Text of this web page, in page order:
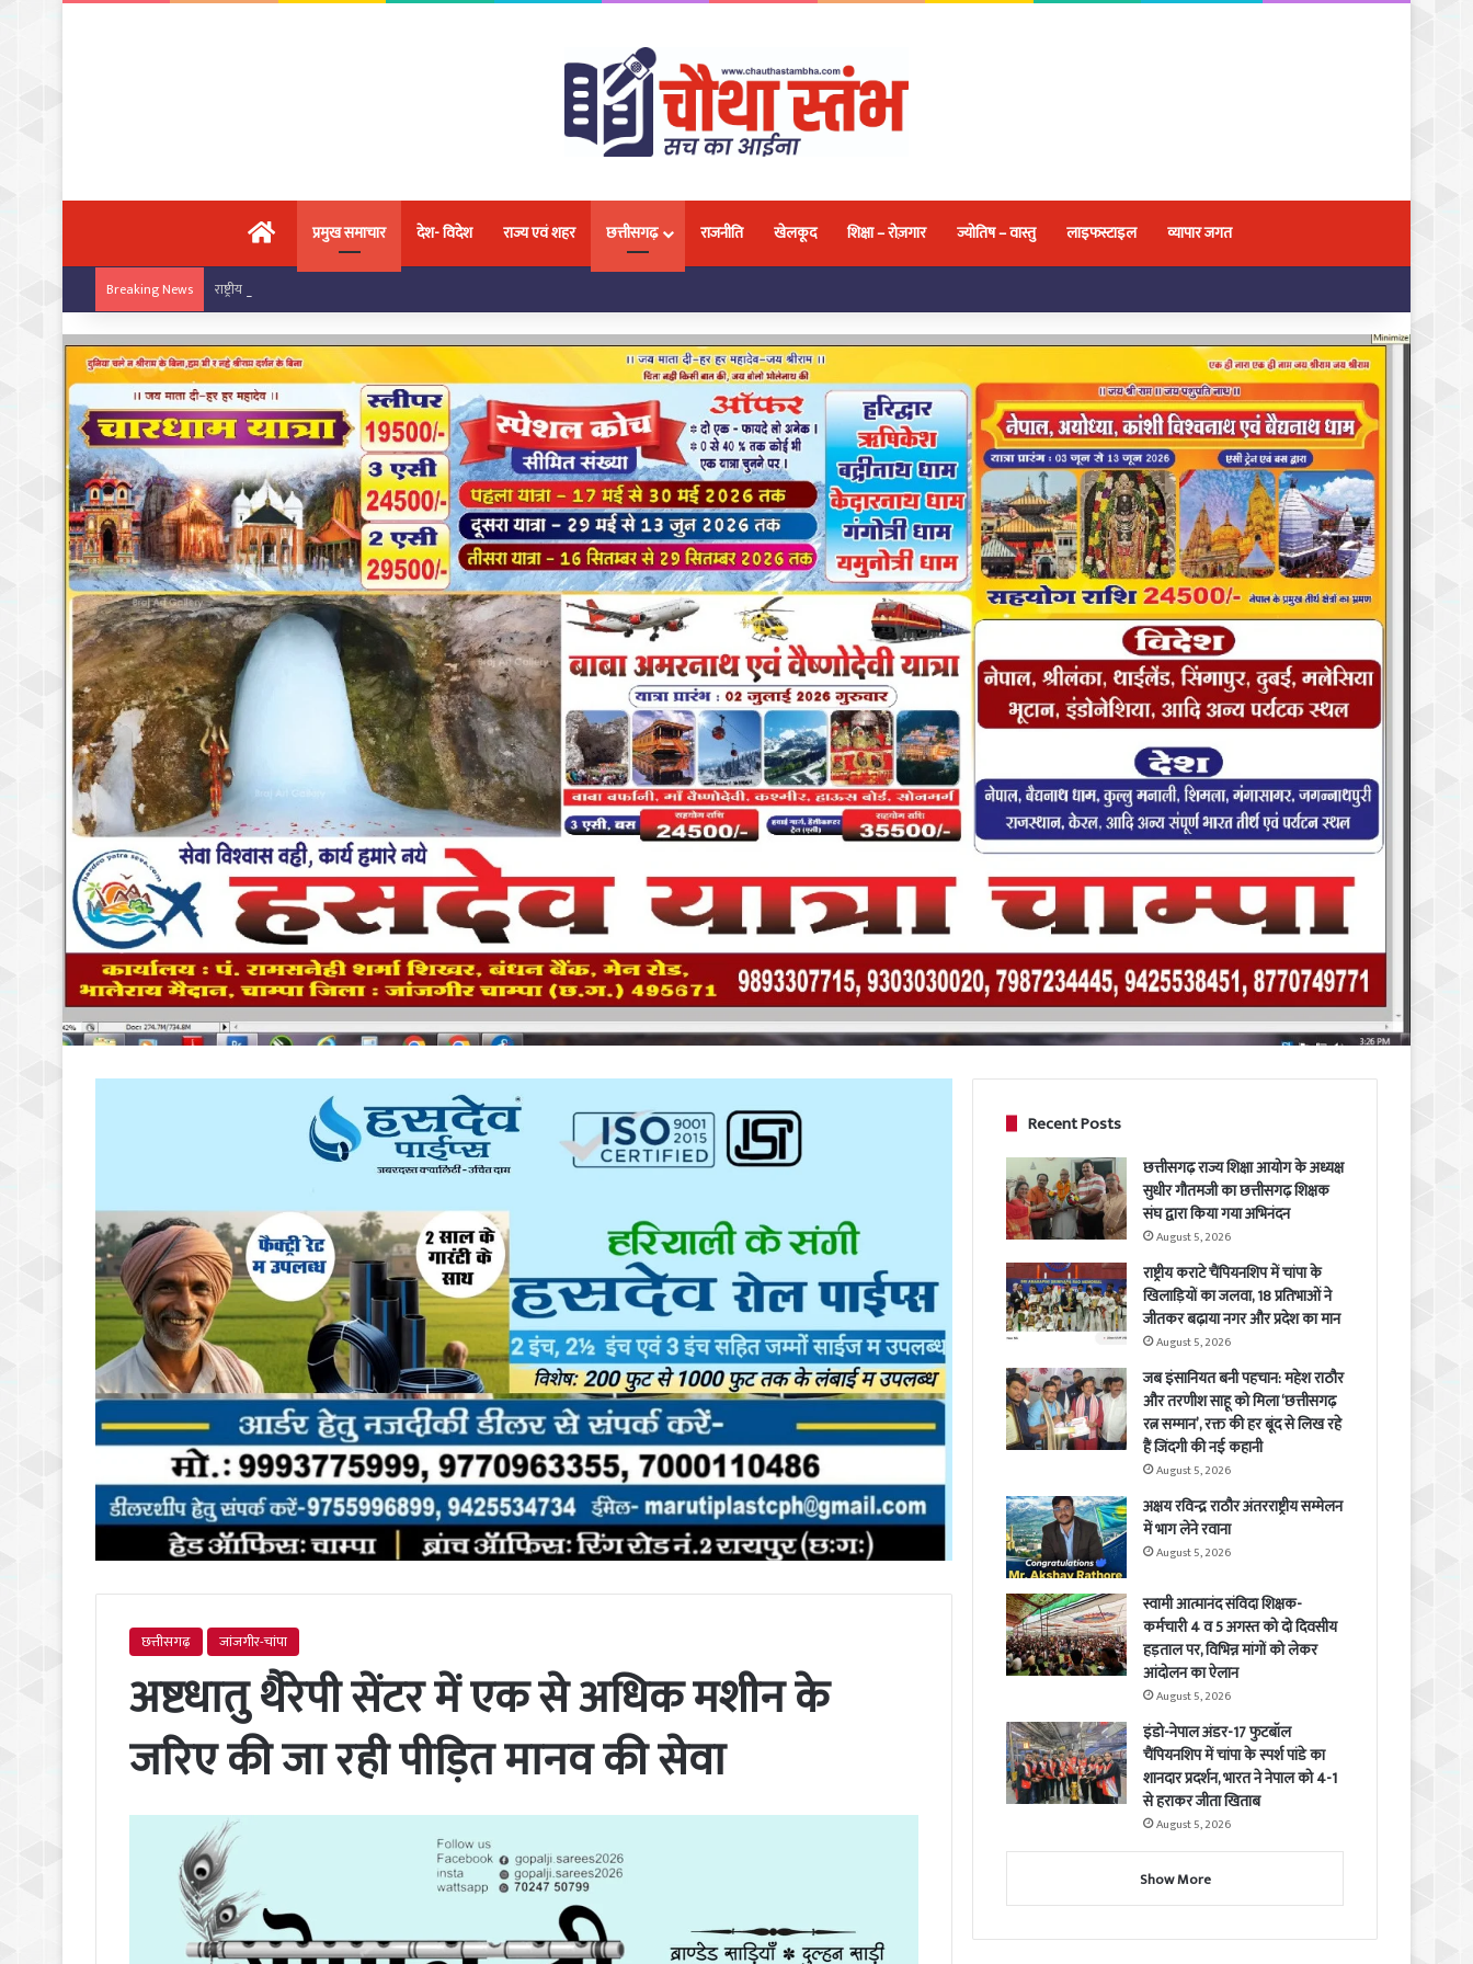
मुख्य पृष्ठप्रमुख समाचार देश- विदेश राज्य एवं शहर छत्तीसगढ़ राजनीति खेलकूद शिक्षा – रोज़गार ज्योतिष – वास्तु लाइफस्टाइल व्यापार जगत
Breaking News राष्ट्रीय कराटे चैंपियनशिप में चांपा के खिलाड़ियों का जलवा, 18 प्रतिभाओं ने जीतकर बढ़ाया नगर और प्रदेश का मान
छत्तीसगढ़ जांजगीर-चांपा
अष्टधातु थैरेपी सेंटर में एक से अधिक मशीन के
जरिए की जा रही पीड़ित मानव की सेवा
Recent Posts
छत्तीसगढ़ राज्य शिक्षा आयोग के अध्यक्ष
सुधीर गौतमजी का छत्तीसगढ़ शिक्षक
संघ द्वारा किया गया अभिनंदन
August 5, 2026
राष्ट्रीय कराटे चैंपियनशिप में चांपा के
खिलाड़ियों का जलवा, 18 प्रतिभाओं ने
जीतकर बढ़ाया नगर और प्रदेश का मान
August 5, 2026
जब इंसानियत बनी पहचान: महेश राठौर
और तरणीश साहू को मिला ‘छत्तीसगढ़
रत्न सम्मान’, रक्त की हर बूंद से लिख रहे
हैं जिंदगी की नई कहानी
August 5, 2026
अक्षय रविन्द्र राठौर अंतरराष्ट्रीय सम्मेलन
में भाग लेने रवाना
August 5, 2026
स्वामी आत्मानंद संविदा शिक्षक-
कर्मचारी 4 व 5 अगस्त को दो दिवसीय
हड़ताल पर, विभिन्न मांगों को लेकर
आंदोलन का ऐलान
August 5, 2026
इंडो-नेपाल अंडर-17 फुटबॉल
चैंपियनशिप में चांपा के स्पर्श पांडे का
शानदार प्रदर्शन, भारत ने नेपाल को 4-1
से हराकर जीता खिताब
August 5, 2026
Show More